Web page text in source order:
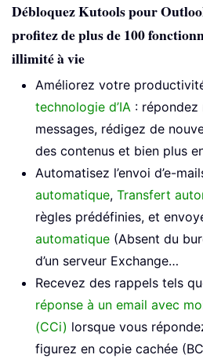
Débloquez Kutools pour
profitez de plus de 100
illimité à vie
Améliorez votre
technologie d’IA : répondez
messages, rédigez de
des contenus et bien plus
Automatisez l’envoi d’e-
automatique, Transfert
règles prédéfinies, et
automatique (Absent du
d’un serveur Exchange…
Recevez des rappels tels
réponse à un email avec
(CCi) lorsque vous
figurez en copie cachée